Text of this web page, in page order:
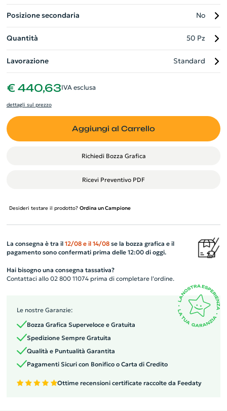
Posizione secondaria No
Quantità 50 Pz
Lavorazione Standard
€ 440,63IVA esclusa
dettagli sul prezzo
Aggiungi al Carrello
Richiedi Bozza Grafica
Ricevi Preventivo PDF
Desideri testare il prodotto? Ordina un Campione
La consegna è tra il 12/08 e il 14/08se la bozza grafica e il
pagamento sono confermati prima delle 12:00 di oggi.
Hai bisogno una consegna tassativa?
Contattaci allo 02 800 11074 prima di completare l’ordine.
Le nostre Garanzie:
Bozza Grafica Superveloce e Gratuita
Spedizione Sempre Gratuita
Qualità e Puntualità Garantita
Pagamenti Sicuri con Bonifico o Carta di Credito
Ottime recensioni certificate raccolte da Feedaty